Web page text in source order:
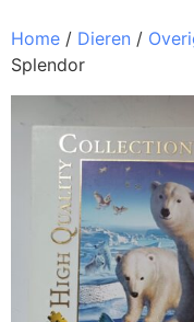
Home / Dieren /
Splendor